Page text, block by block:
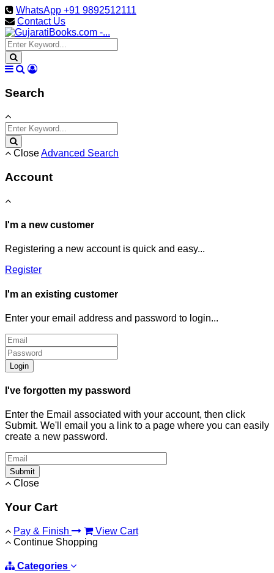
WhatsApp +91 9892512111
Contact Us
Search
CloseAdvanced Search
Account
I'm a new customer
Registering a new account is quick and easy...
Register
I'm an existing customer
Enter your email address and password to login...
Login
I've forgotten my password
Enter the Email associated with your account, then click
Submit. We'll email you a link to a page where you can easily
create a new password.
Submit
Close
Your Cart
Pay & Finish
View Cart
Continue Shopping
Categories